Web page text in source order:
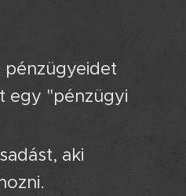
pénzügyeidet
egy "pénzügyi
aki